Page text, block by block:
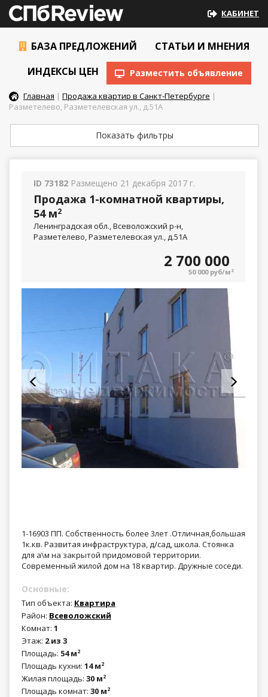
КАБИНЕТ
БАЗА ПРЕДЛОЖЕНИЙ
СТАТЬИ И МНЕНИЯ
ИНДЕКСЫ ЦЕН
Разместить объявление
Главная | Продажа квартир в Санкт-Петербурге |
Разметелево, Разметелевская ул., д.51А
Показать фильтры
ID 73182 Размещено 21 декабря 2017 г.
Продажа 1-комнатной квартиры,
54 м2
Ленинградская обл., Всеволожский р-н,
Разметелево, Разметелевская ул., д.51А
2 700 000
50 000 руб/м 2
1-16903 ПП. Собственность более 3лет .Отличная,большая
1к.кв. Развитая инфраструктура, д/сад, школа. Стоянка
для а\м на закрытой придомовой территории.
Современный жилой дом на 18 квартир. Дружные соседи.
Основные:
Тип объекта: Квартира
Район: Всеволожский
Комнат: 1
Этаж: 2 из 3
Площадь: 54 м2
Площадь кухни: 14 м2
Жилая площадь: 30 м2
Площадь комнат: 30 м2